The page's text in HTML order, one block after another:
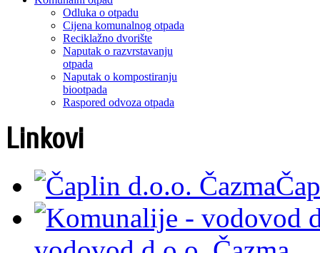
Odluka o otpadu
Cijena komunalnog otpada
Reciklažno dvorište
Naputak o razvrstavanju
otpada
Naputak o kompostiranju
biootpada
Raspored odvoza otpada
Linkovi